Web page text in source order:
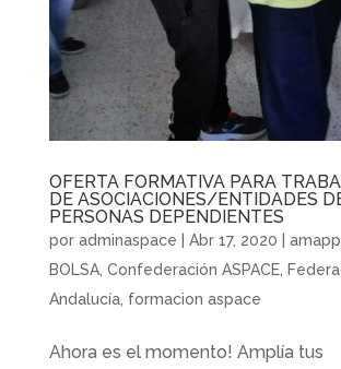
OFERTA FORMATIVA PARA
DE ASOCIACIONES/ENTIDADES
PERSONAS DEPENDIENTES
por adminaspace Abr 17, 2020
BOLSA, Confederación ASPACE,
Andalucía, formacion aspace
Ahora es el momento! Amplía tus